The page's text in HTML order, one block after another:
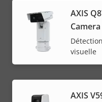
AXIS
Camera
visuelle
AXIS